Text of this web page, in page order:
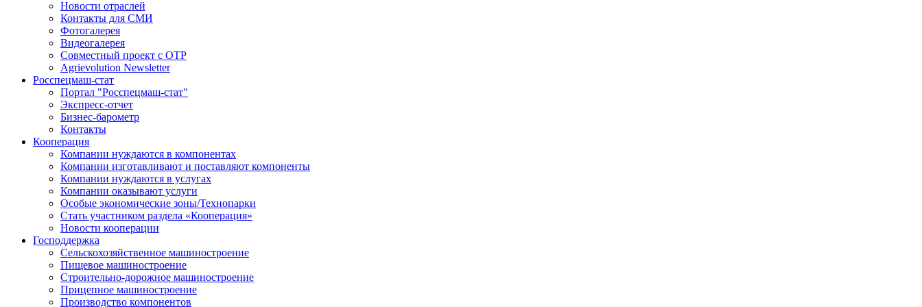
Новости отраслей
Контакты для СМИ
Фотогалерея
Видеогалерея
Совместный проект с ОТР
Agrievolution Newsletter
Росспецмаш-стат
Портал "Росспецмаш-стат"
Экспресс-отчет
Бизнес-барометр
Контакты
Кооперация
Компании нуждаются в компонентах
Компании изготавливают и поставляют компоненты
Компании нуждаются в услугах
Компании оказывают услуги
Особые экономические зоны/Технопарки
Стать участником раздела «Кооперация»
Новости кооперации
Господдержка
Сельскохозяйственное машиностроение
Пищевое машиностроение
Строительно-дорожное машиностроение
Прицепное машиностроение
Производство компонентов